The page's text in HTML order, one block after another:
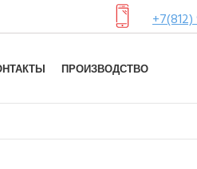
ПРОИЗВОДСТВО